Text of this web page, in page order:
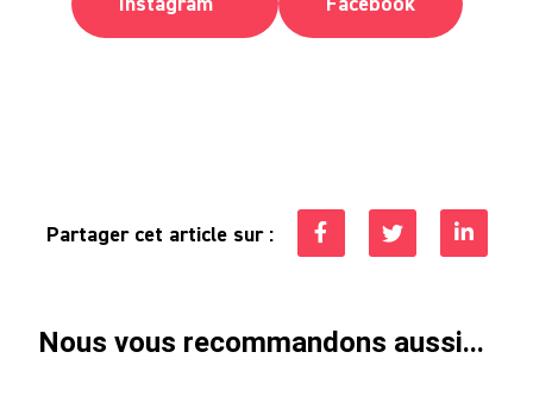
Partager cet article sur :
Nous vous recommandons aussi...